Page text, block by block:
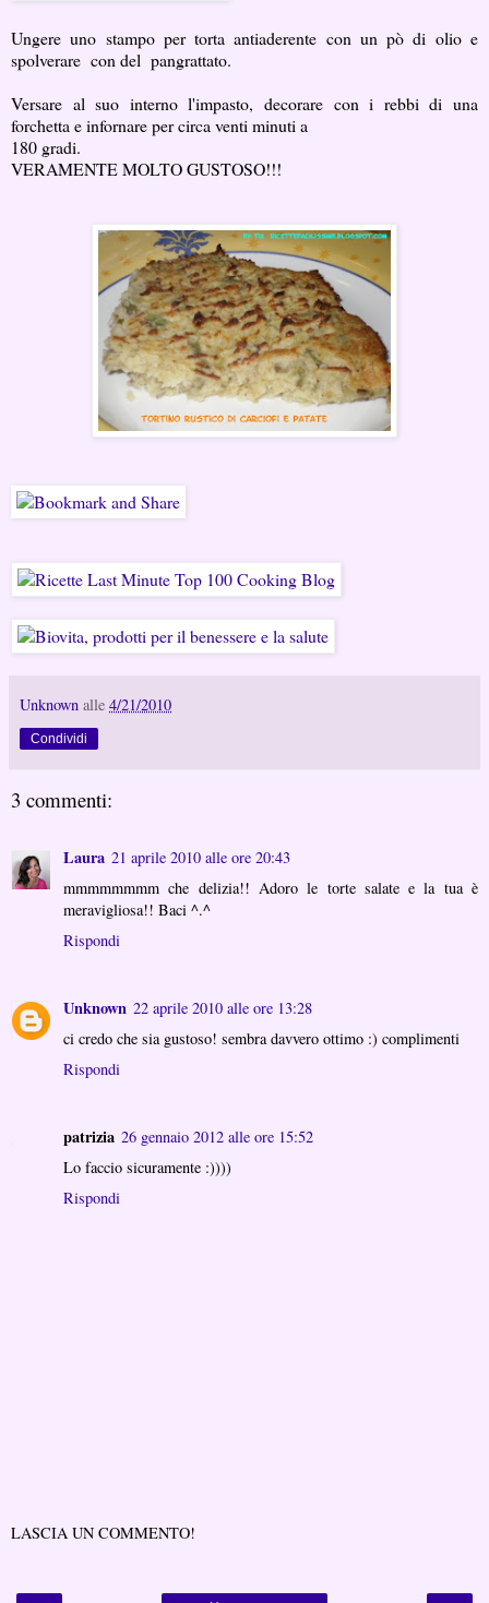
Ungere uno stampo per torta antiaderente con un pò di olio e
spolverare con del pangrattato.
Versare al suo interno l'impasto, decorare con i rebbi di una
forchetta e infornare per circa venti minuti a
180 gradi.
VERAMENTE MOLTO GUSTOSO!!!
Unknown alle 4/21/2010
Condividi
3 commenti:
Laura 21 aprile 2010 alle ore 20:43
mmmmmmmm che delizia!! Adoro le torte salate e la tua è
meravigliosa!! Baci ^.^
Rispondi
Unknown 22 aprile 2010 alle ore 13:28
ci credo che sia gustoso! sembra davvero ottimo :) complimenti
Rispondi
patrizia 26 gennaio 2012 alle ore 15:52
Lo faccio sicuramente :))))
Rispondi
LASCIA UN COMMENTO!